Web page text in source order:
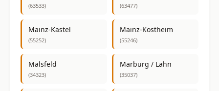
(63533) (63477)
Mainz-Kastel
(55252)
Mainz-Kostheim
(55246)
Malsfeld
(34323)
Marburg / Lahn
(35037)